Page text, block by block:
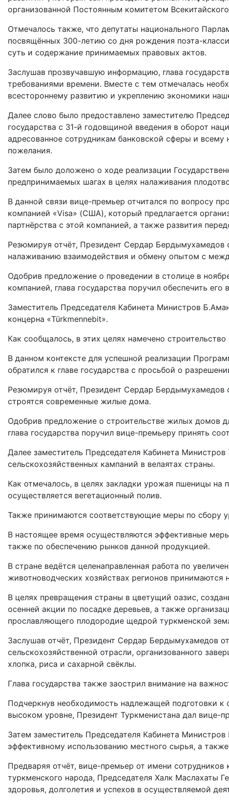
организованной Постоянным комитетом
Отмечалось также, что депутаты национального
посвящённых 300-летию со дня рождения поэта-
суть и содержание принимаемых правовых актов.
Заслушав прозвучавшую информацию, глава
требования­ми времени. Вместе с тем отмечалась
всестороннему развитию и укреплению экономики
Далее слово было предоставлено заместителю
государства с 31-й годовщиной введения в оборот
адресованное сотрудникам банковской сферы и
пожелания.
Затем было доложено о ходе реализации
предпринимаемых шагах в целях налаживания
В данной связи вице-премьер отчитался по вопросу
компанией «Visa» (США), который предлагается
партнёрства с этой компанией, а также развития
Резюмируя отчёт, Президент Сердар Бердымухамедов
налаживанию взаимодействия и обмену опытом с
Одобрив предложение о проведении в столице в
компанией, глава государства поручил обеспечить
Заместитель Председателя Кабинета Министров
концерна «Türkmennebit».
Как сообщалось, в этих целях намечено
В данном контексте для успешной реализации
обратился к главе государства с просьбой о
Резюмируя отчёт, Президент Сердар Бердымухамедов
строятся современные жилые дома.
Одобрив предложение о строительстве жилых домов
глава государства поручил вице-премьеру принять
Далее заместитель Председателя Кабинета
сельскохозяйственных кампаний в велаятах страны.
Как отмечалось, в целях закладки урожая пшеницы
осуществляется вегетационный полив.
Также принимаются соответствующие меры по сбору
В настоящее время осуществляются эффективные
также по обеспечению рынков данной продукцией.
В стране ведётся целенаправленная работа по
животноводческих хозяйствах регионов
В целях превращения страны в цветущий оазис,
осенней акции по посадке деревьев, а также
прославляющего плодородие щедрой туркменской
Заслушав отчёт, Президент Сердар Бердымухамедов
сельскохозяйственной отрасли, организованного
хлопка, риса и сахарной свёклы.
Глава государства также заострил внимание на
Подчеркнув необходимость надлежащей подготовки
высоком уровне, Президент Туркменистана дал вице-
Затем заместитель Председателя Кабинета
эффективному использованию местного сырья, а
Предваряя отчёт, вице-премьер от имени
туркменского народа, Председателя Халк Маслахаты
здоровья, долголетия и успехов в осуществляемой